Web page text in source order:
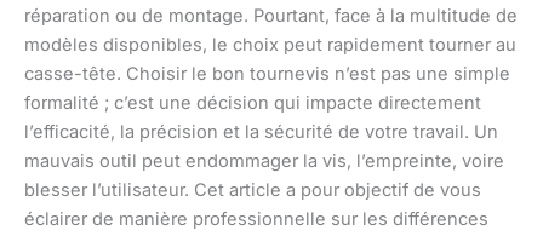
réparation ou de montage. Pourtant, face à la multitude de
modèles disponibles, le choix peut rapidement tourner au
casse-tête. Choisir le bon tournevis n’est pas une simple
formalité ; c’est une décision qui impacte directement
l’efficacité, la précision et la sécurité de votre travail. Un
mauvais outil peut endommager la vis, l’empreinte, voire
blesser l’utilisateur. Cet article a pour objectif de vous
éclairer de manière professionnelle sur les différences